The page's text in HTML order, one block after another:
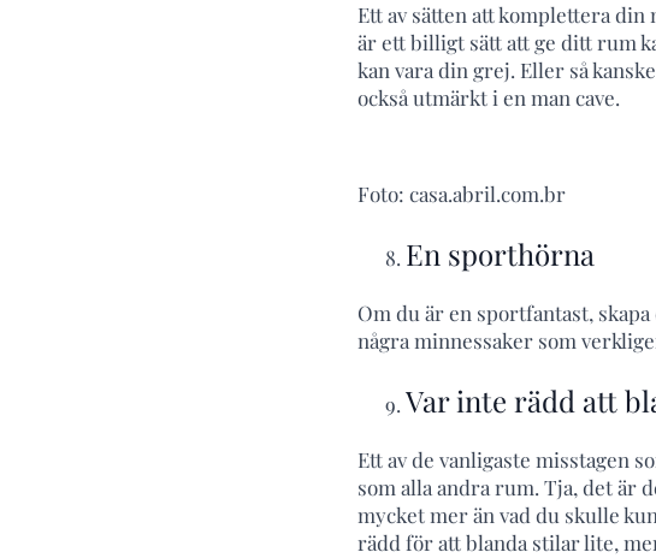
Ett av sätten att komplettera din
är ett billigt sätt att ge ditt rum
kan vara din grej. Eller så
också utmärkt i en man cave.
Foto: casa.abril.com.br
En sporthörna
Om du är en sportfantast,
några minnessaker som
Var inte rädd att
Ett av de vanligaste misstagen
som alla andra rum. Tja, det är
mycket mer än vad du skulle
rädd för att blanda stilar lite,